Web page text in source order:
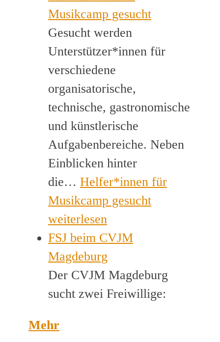
Musikcamp gesucht
Gesucht werden
Unterstützer*innen für
verschiedene
organisatorische,
technische, gastronomische
und künstlerische
Aufgabenbereiche. Neben
Einblicken hinter
die… Helfer*innen für
Musikcamp gesucht
weiterlesen
FSJ beim CVJM
Magdeburg
Der CVJM Magdeburg
sucht zwei Freiwillige:
Mehr